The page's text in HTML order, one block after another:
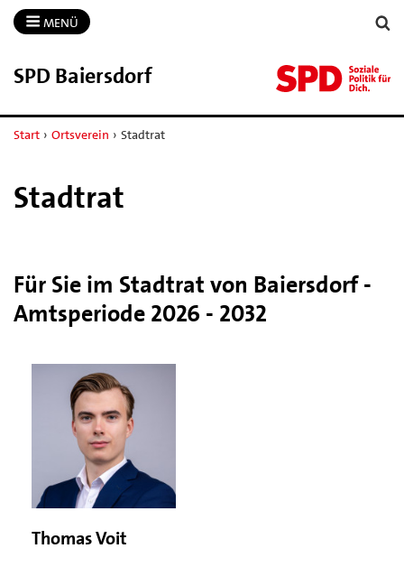
MENÜ
SPD Baiersdorf
Start › Ortsverein › Stadtrat
Stadtrat
Für Sie im Stadtrat von Baiersdorf -
Amtsperiode 2026 - 2032
Thomas Voit